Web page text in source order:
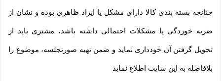
چنانچه بسته بندی کالا دارای مشکل یا ایراد ظاهری بوده و نشان از
ضربه خوردگی یا مشکلات احتمالی داشته باشد، مشتری باید از
تحویل گرفتن آن خودداری نماید و ضمن تهیه صورتجلسه، موضوع را
بلافاصله به این سایت اطلاع نماید